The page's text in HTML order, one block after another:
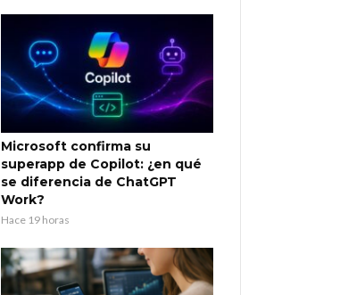
Microsoft confirma su
superapp de Copilot: ¿en qué
se diferencia de ChatGPT
Work?
Hace 19 horas